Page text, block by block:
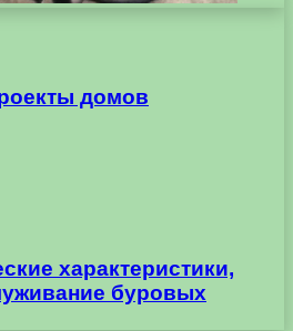
домов
характеристики,
буровых